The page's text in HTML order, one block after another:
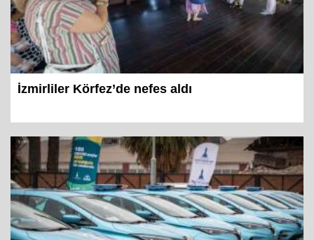
İzmirliler Körfez’de nefes aldı